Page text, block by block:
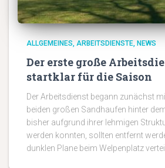
ALLGEMEINES ARBEITSDIENSTE NEWS
Der erste große
startklar für die Saison
Der Arbeitsdienst begann zunächst
beiden großen Sandhaufen hinter
bisher aufgrund ihrer lehmigen
werden konnten, sollten entfernt
dunklen Plane beim Welpenplatz